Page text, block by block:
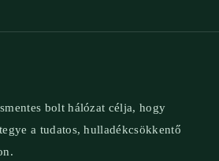
bolt hálózat célja, hogy
a tudatos, hulladékcsökkentő